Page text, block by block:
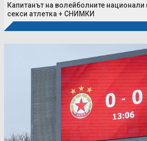
Капитанът на волейболните
секси атлетка + СНИМКИ